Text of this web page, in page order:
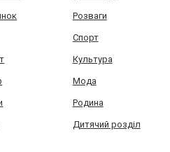
Розваги
Спорт
Культура
Мода
Родина
Дитячий розділ